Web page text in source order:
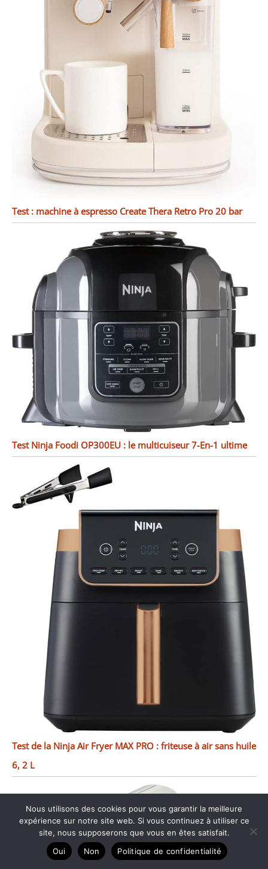
Test : machine à espresso Create Thera Retro Pro 20 bar
Test Ninja Foodi OP300EU : le multicuiseur 7-En-1 ultime
Test de la Ninja Air Fryer MAX PRO : friteuse à air sans huile
6, 2 L
Nous utilisons des cookies pour vous garantir la meilleure
expérience sur notre site web. Si vous continuez à utiliser ce
site, nous supposerons que vous en êtes satisfait.
Oui
Non Politique de confidentialité